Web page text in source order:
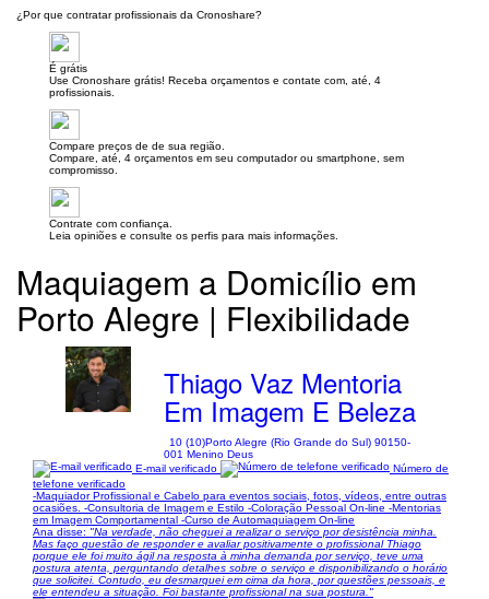
¿Por que contratar profissionais da Cronoshare?
É grátis
Use Cronoshare grátis! Receba orçamentos e contate com, até, 4
profissionais.
Compare preços de de sua região.
Compare, até, 4 orçamentos em seu computador ou smartphone, sem
compromisso.
Contrate com confiança.
Leia opiniões e consulte os perfis para mais informações.
Maquiagem a Domicílio em
Porto Alegre | Flexibilidade
Thiago Vaz Mentoria
Em Imagem E Beleza
10 (10)Porto Alegre (Rio Grande do Sul) 90150-
001 Menino Deus
E-mail verificado
Número de
telefone verificado
-Maquiador Profissional e Cabelo para eventos sociais, fotos, vídeos, entre outras
ocasiões. -Consultoria de Imagem e Estilo -Coloração Pessoal On-line -Mentorias
em Imagem Comportamental -Curso de Automaquiagem On-line
Ana disse: "Na verdade, não cheguei a realizar o serviço por desistência minha.
Mas faço questão de responder e avaliar positivamente o profissional Thiago
porque ele foi muito ágil na resposta à minha demanda por serviço, teve uma
postura atenta, perguntando detalhes sobre o serviço e disponibilizando o horário
que solicitei. Contudo, eu desmarquei em cima da hora, por questões pessoais, e
ele entendeu a situação. Foi bastante profissional na sua postura."